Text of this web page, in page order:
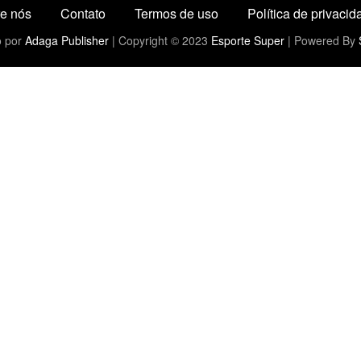
nós Contato Termos de uso Política de
por Adaga Publisher| Copyright © 2023 Esporte Super| Powered By